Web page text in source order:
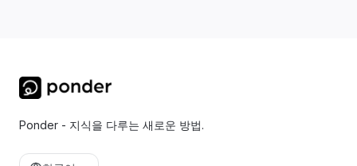
Ponder - 지식을 다루는 새로운 방법.